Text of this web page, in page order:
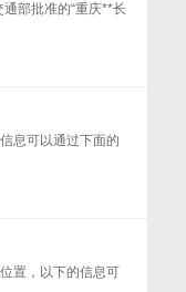
部批准的“重庆**长
息可以通过下面的
置，以下的信息可